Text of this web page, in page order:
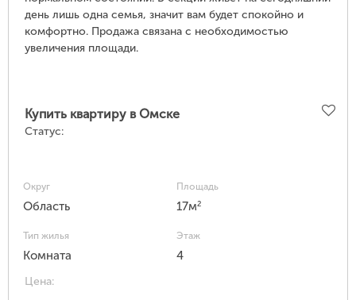
день лишь одна семья, значит вам будет спокойно и
комфортно. Продажа связана с необходимостью
увеличения площади.
Купить квартиру в Омске
Статус:
Округ
Область
Площадь
17м2
Тип жилья
Комната
Этаж
4
Цена: